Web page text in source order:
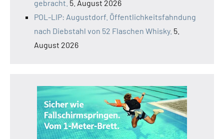
gebracht. 5. August 2026
POL-LIP: Augustdorf. Öffentlichkeitsfahndung
nach Diebstahl von 52 Flaschen Whisky. 5.
August 2026